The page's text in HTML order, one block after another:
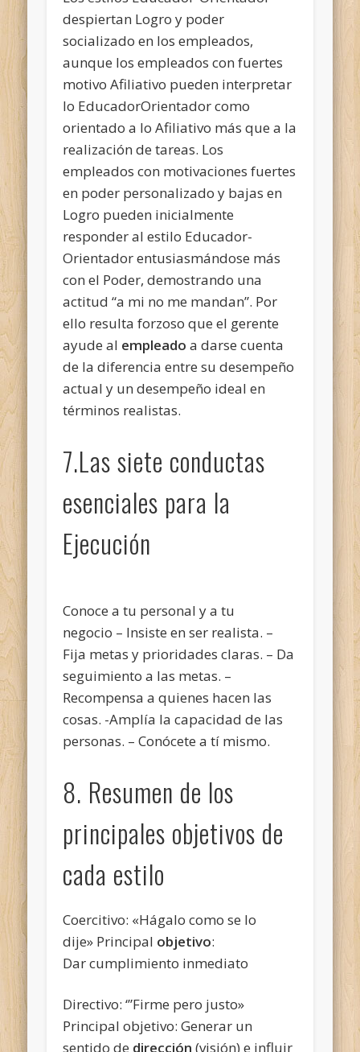
despiertan Logro y poder
socializado en los empleados,
aunque los empleados con fuertes
motivo Afiliativo pueden interpretar
lo EducadorOrientador como
orientado a lo Afiliativo más que a la
realización de tareas. Los
empleados con motivaciones fuertes
en poder personalizado y bajas en
Logro pueden inicialmente
responder al estilo Educador-
Orientador entusiasmándose más
con el Poder, demostrando una
actitud “a mi no me mandan”. Por
ello resulta forzoso que el gerente
ayude al empleado a darse cuenta
de la diferencia entre su desempeño
actual y un desempeño ideal en
términos realistas.
7.Las siete conductas
esenciales para la
Ejecución
Conoce a tu personal y a tu
negocio – Insiste en ser realista. –
Fija metas y prioridades claras. – Da
seguimiento a las metas. –
Recompensa a quienes hacen las
cosas. -Amplía la capacidad de las
personas. – Conócete a tí mismo.
8. Resumen de los
principales objetivos de
cada estilo
Coercitivo: «Hágalo como se lo
dije» Principal objetivo:
Dar cumplimiento inmediato
Directivo: ‘”Firme pero justo»
Principal objetivo: Generar un
sentido de dirección (visión) e influir